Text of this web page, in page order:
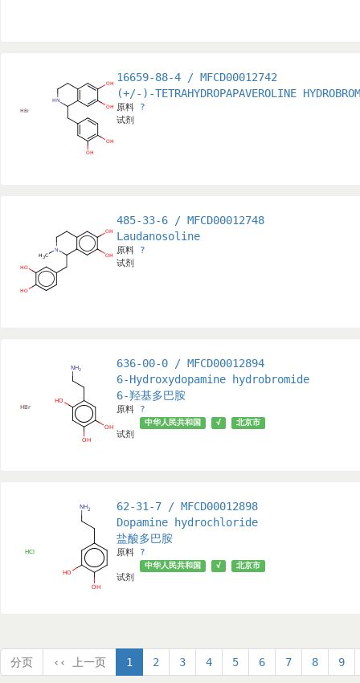
16659-88-4 / MFCD00012742
(+/-)-TETRAHYDROPAPAVEROLINE
原料 ?
试剂
485-33-6 / MFCD00012748
Laudanosoline
原料 ?
试剂
636-00-0 / MFCD00012894
6-Hydroxydopamine hydrobromide
6-羟基多巴胺
原料 ?
试剂
中华人民共和国 √ 北京市
62-31-7 / MFCD00012898
Dopamine hydrochloride
盐酸多巴胺
原料 ?
试剂
中华人民共和国 √ 北京市
分页 ‹‹ 上一页 1 2 3 4 5 6 7 8 9